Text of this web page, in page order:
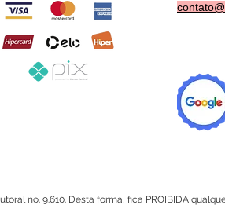
no. 9.610. Desta forma, fica PROIBIDA